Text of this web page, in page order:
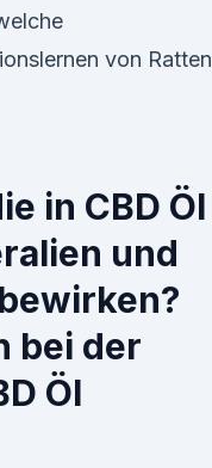
von Ratten
in CBD Öl
und
bei der
Öl